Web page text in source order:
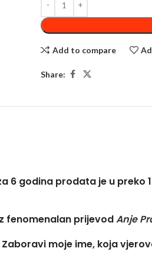
Add to compare
Share:
6 godina prodata je u preko
fenomenalan prijevodAnje
moje ime, koja